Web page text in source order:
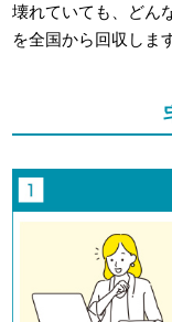
壊れていても、どん
を全国から回収しま